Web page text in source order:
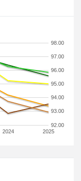
2024 2025
92.00
93.00
94.00
95.00
96.00
97.00
98.00